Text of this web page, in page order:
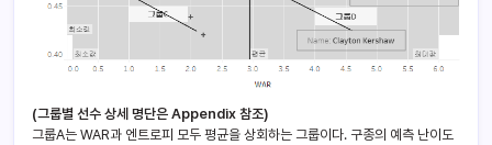
(그룹별 선수 상세 명단은 Appendix 참조)
그룹A는 WAR과 엔트로피 모두 평균을 상회하는 그룹이다. 구종의 예측 난이도